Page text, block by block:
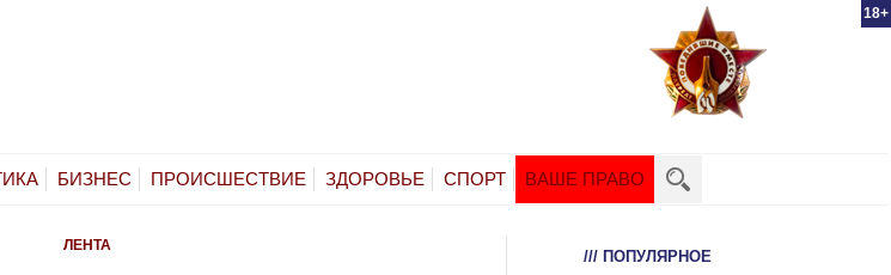
18+
БИЗНЕС ПРОИСШЕСТВИЕ ЗДОРОВЬЕ СПОРТ ВАШЕ ПРАВО
ЛЕНТА
/// ПОПУЛЯРНОЕ